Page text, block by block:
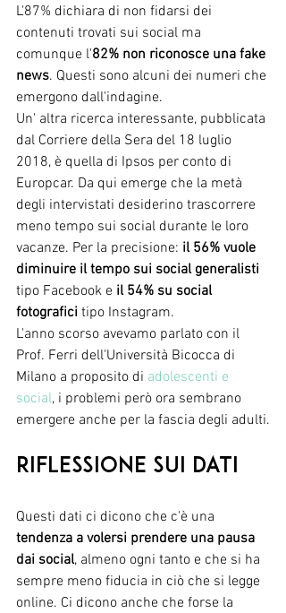
L'87% dichiara di non fidarsi dei
contenuti trovati sui social ma
comunque l'82% non riconosce una fake
news. Questi sono alcuni dei numeri che
emergono dall'indagine.
Un' altra ricerca interessante, pubblicata
dal Corriere della Sera del 18 luglio
2018, è quella di Ipsos per conto di
Europcar. Da qui emerge che la metà
degli intervistati desiderino trascorrere
meno tempo sui social durante le loro
vacanze. Per la precisione: il 56% vuole
diminuire il tempo sui social generalisti
tipo Facebook e il 54% su social
fotografici tipo Instagram.
L'anno scorso avevamo parlato con il
Prof. Ferri dell'Università Bicocca di
Milano a proposito di adolescenti e
social, i problemi però ora sembrano
emergere anche per la fascia degli adulti.
Riflessione sui dati
Questi dati ci dicono che c'è una
tendenza a volersi prendere una pausa
dai social, almeno ogni tanto e che si ha
sempre meno fiducia in ciò che si legge
online. Ci dicono anche che forse la